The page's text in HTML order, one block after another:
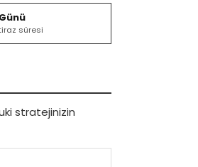
süresi
stratejinizin